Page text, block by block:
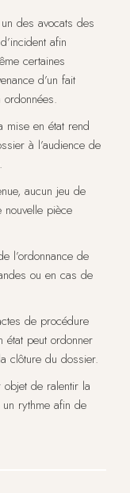
des avocats des
afin
certaines
d’un fait
mise en état rend
à l’audience de
aucun jeu de
pièce
l’ordonnance de
ou en cas de
de procédure
peut ordonner
clôture du dossier.
objet de ralentir la
rythme afin de